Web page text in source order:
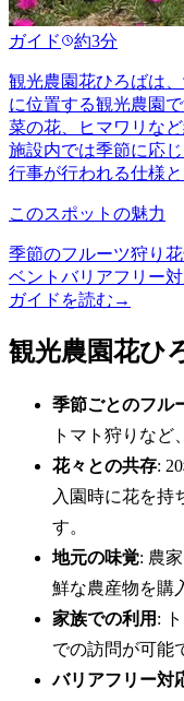
ガイド 約3分
観光農園花ひろばは
に位置する観光農園
菜の花、ヒマワリな
施設内では季節に応
行事が行われる仕様と
このスポットの魅力
季節のフルーツ狩り
ベント バリアフリー
ガイドを読む →
観光農園花ひ
季節ごとのフル
トマト狩りなど
花々との共存:
入園時に花を持
す。
地元の味覚: 農
鮮な農産物を購
家族での利用 :
での訪問が可能
バリアフリー対